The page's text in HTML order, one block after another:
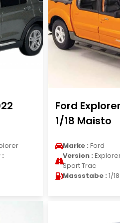
Ford
1/18 Maisto
Marke : Ford
Version :
Sport Trac
Massstabe : 1/18